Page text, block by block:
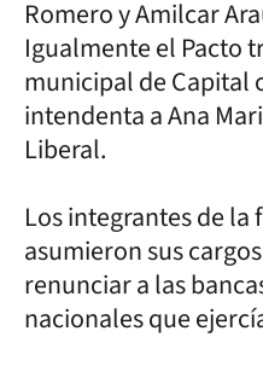
Romero y Amilcar
Igualmente el Pacto
municipal de Capital
intendenta a Ana
Liberal.
Los integrantes de
asumieron sus
renunciar a las
nacionales que